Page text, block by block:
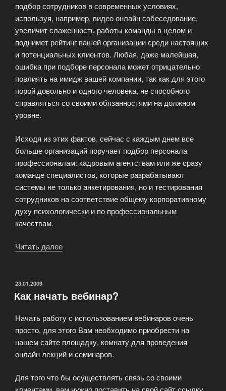
подбор сотрудников в современных условиях,
используя, например, видео онлайн собеседование,
увеличит слаженность работы команды в целом и
поднимет рейтинг вашей организации среди настоящих
и потенциальных клиентов. Любая, даже малейшая,
ошибка при подборе персонала может отрицательно
повлиять на имидж вашей компании, так как для этого
порой довольно и одного человека, не способного
справляться со своими обязанностями на должном
уровне.
Исходя из этих фактов, сейчас с каждым днем все
больше организаций поручает подбор персонала
профессионалам: кадровым агентствам или же сразу
команде специалистов, которые разрабатывают
системы не только анкетирования, но и тестирования
сотрудников на соответствие общему корпоративному
духу психологически и по профессиональным
качествам.
Читать далее
технологией
ОПУБЛИКОВАНО
23.01.2009
Как начать вебинар?
Начать работу с использованием вебинаров очень
просто, для этого Вам необходимо приобрести на
нашем сайте площадку, комнату для проведения
онлайн лекций и семинаров.
Для того что бы осуществлять связь со своими